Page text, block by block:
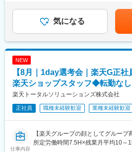
・店舗会議・研修への参加
・キャンペーン企画など、集客に向
■キャリアパス：
へステップアップが可能です。RSV
への異動の道もあり、長期的にキャ
入社後1年で店長昇格を目指していた
■組織構成：
1店舗あたり店長1名、スタッフ5～
重視し相談しやすい環境◎
変更の範囲：会社の定める業務
・未経験の方も歓迎！充実した研修
【選考会の概要】
・形式： Web開催（事前に企業セ
す）
【開催日時】
8/6 (木) 17:00～20:00
8/13 (木) 17:00～20:00
8/18 (火) 17:00～20:00
8/20 (木) 17:00～20:00
※ご応募時、参加可能日時をお知ら
ます。月給(月額)は固定手当を含め
気になる
NEW
【8月｜1day選考会｜楽天G正社
楽天ショップスタッフ◆転勤なし
楽天トータルソリューションズ株式会社
正社員 職種未経験歓迎 業種未経験歓迎
仕事内容
【楽天グループの顔としてグルー
所定労働時間7.5H×残業月平均10～